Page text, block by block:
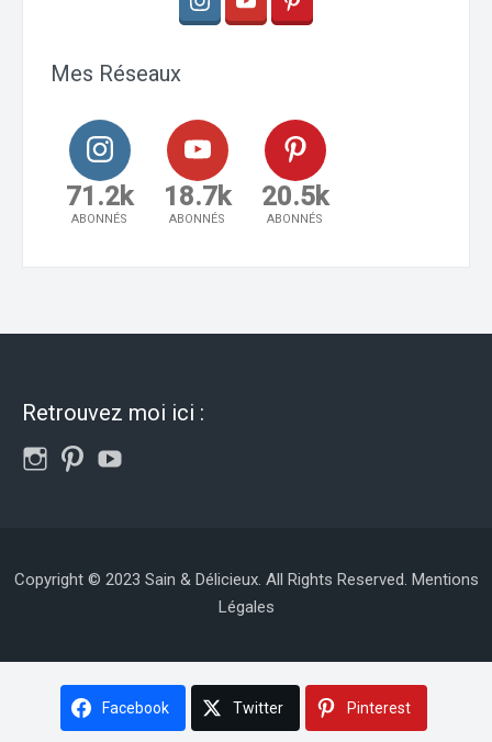
Mes Réseaux
71.2k
ABONNÉS
18.7k
ABONNÉS
20.5k
ABONNÉS
Retrouvez moi ici :
Copyright © 2023 Sain & Délicieux. All Rights Reserved. Mentions
Légales
Facebook Twitter Pinterest